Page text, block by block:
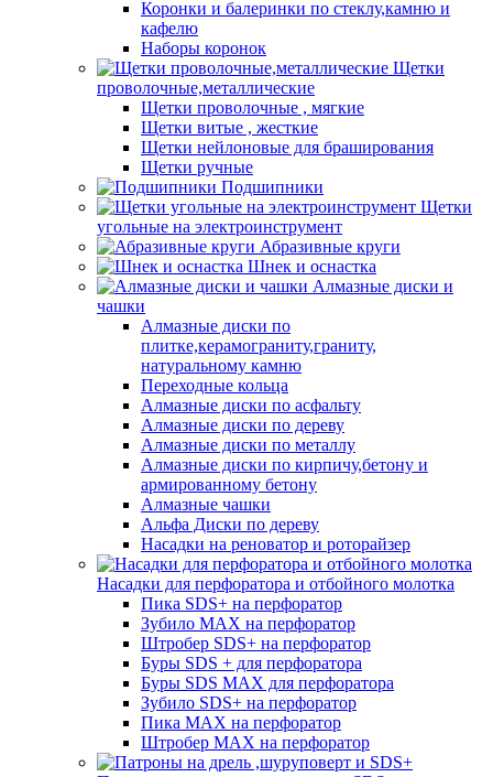
Коронки и балеринки по стеклу,камню и
кафелю
Наборы коронок
Щетки
проволочные,металлические
Щетки проволочные , мягкие
Щетки витые , жесткие
Щетки нейлоновые для браширования
Щетки ручные
Подшипники
Щетки
угольные на электроинструмент
Абразивные круги
Шнек и оснастка
Алмазные диски и
чашки
Алмазные диски по
плитке,керамограниту,граниту,
натуральному камню
Переходные кольца
Алмазные диски по асфальту
Алмазные диски по дереву
Алмазные диски по металлу
Алмазные диски по кирпичу,бетону и
армированному бетону
Алмазные чашки
Альфа Диски по дереву
Насадки на реноватор и роторайзер
Насадки для перфоратора и отбойного молотка
Пика SDS+ на перфоратор
Зубило MAX на перфоратор
Штробер SDS+ на перфоратор
Буры SDS + для перфоратора
Буры SDS MAX для перфоратора
Зубило SDS+ на перфоратор
Пика MAX на перфоратор
Штробер MAX на перфоратор